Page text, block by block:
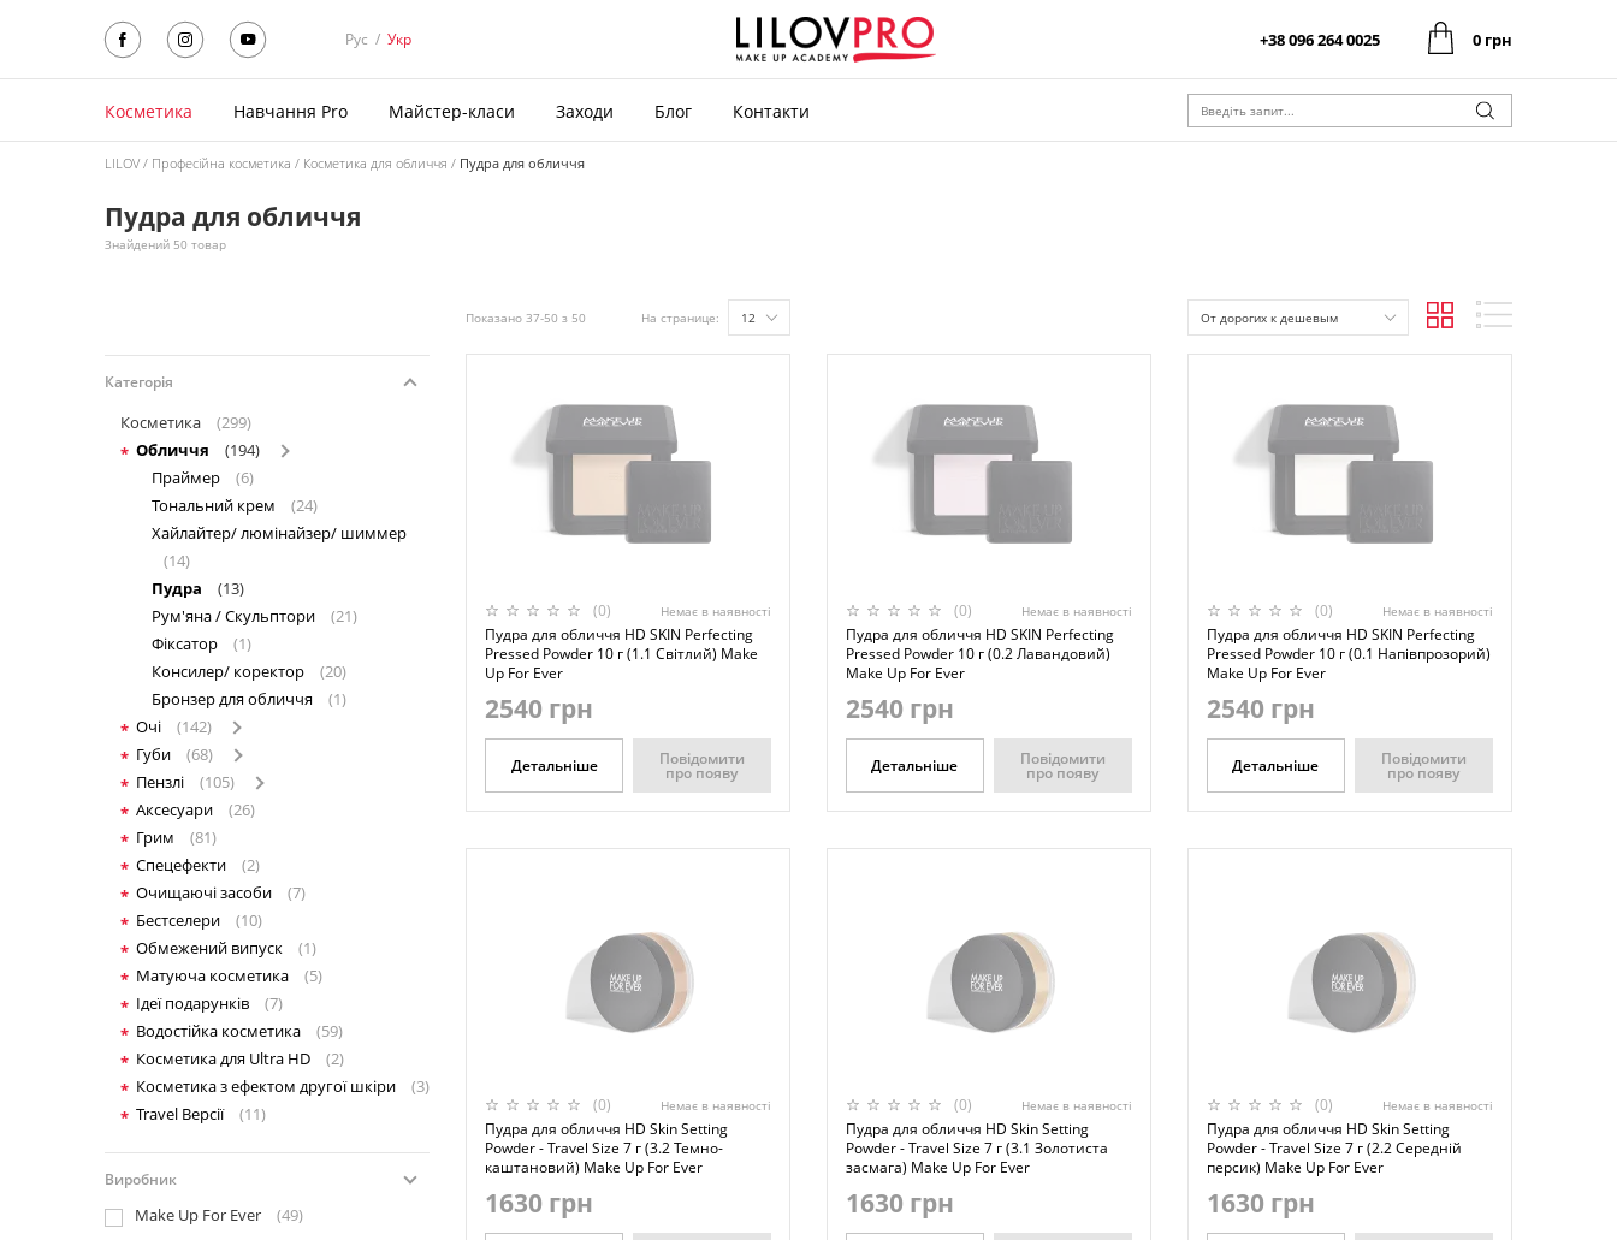
Рус / Укр +38 096 264 0025 0 грн
Косметика Навчання Pro Майстер-класи Заходи Блог Контакти
LILOV Професійна косметика Косметика для обличчя Пудра для обличчя
Пудра для обличчя
Знайдений 50 товар
Категорія
Косметика
(299)
Обличчя
(194)
Праймер
(6)
Тональний крем
(24)
Хайлайтер/ люмінайзер/ шиммер
(14)
Пудра
(13)
Рум'яна / Скульптори
(21)
Фіксатор
(1)
Консилер/ коректор
(20)
Бронзер для обличчя
(1)
Очі
(142)
Губи
(68)
Пензлі
(105)
Аксесуари
(26)
Грим
(81)
Спецефекти
(2)
Очищаючі засоби
(7)
Бестселери
(10)
Обмежений випуск
(1)
Матуюча косметика
(5)
Ідеї подарунків
(7)
Водостійка косметика
(59)
Косметика для Ultra HD
(2)
Косметика з ефектом другої шкіри
(3)
Travel Версії
(11)
Виробник
Make Up For Ever (49)
Показано 37-50 з 50 На странице: 12 От дорогих к дешевым
(0) Немає в наявності
Пудра для обличчя HD SKIN Perfecting
Pressed Powder 10 г (1.1 Світлий) Make
Up For Ever
2540 грн
Детальніше Повідомити
про появу
(0) Немає в наявності
Пудра для обличчя HD SKIN Perfecting
Pressed Powder 10 г (0.2 Лавандовий)
Make Up For Ever
2540 грн
Детальніше Повідомити
про появу
(0) Немає в наявності
Пудра для обличчя HD SKIN Perfecting
Pressed Powder 10 г (0.1 Напівпрозорий)
Make Up For Ever
2540 грн
Детальніше Повідомити
про появу
(0) Немає в наявності
Пудра для обличчя HD Skin Setting
Powder - Travel Size 7 г (3.2 Темно-
каштановий) Make Up For Ever
1630 грн
(0) Немає в наявності
Пудра для обличчя HD Skin Setting
Powder - Travel Size 7 г (3.1 Золотиста
засмага) Make Up For Ever
1630 грн
(0) Немає в наявності
Пудра для обличчя HD Skin Setting
Powder - Travel Size 7 г (2.2 Середній
персик) Make Up For Ever
1630 грн